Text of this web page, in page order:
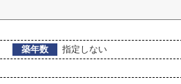
築年数
指定しない